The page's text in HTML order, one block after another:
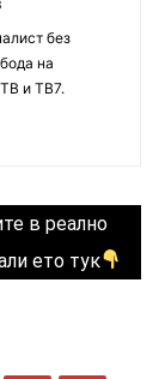
без
на
и ТВ7.
в реално
ето тук